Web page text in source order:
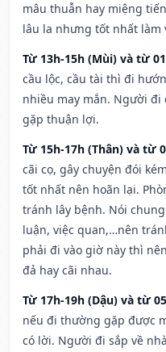
mâu thuẫn hay miệng
lâu la nhưng tốt nhất làm
Từ 13h-15h (Mùi) và từ
cầu lộc, cầu tài thì đi
nhiều may mắn. Người đi
gặp thuận lợi.
Từ 15h-17h (Thân) và từ
cãi cọ, gây chuyện đói
tốt nhất nên hoãn lại.
tránh lây bệnh. Nói
luận, việc quan,…nên
phải đi vào giờ này thì
đả hay cãi nhau.
Từ 17h-19h (Dậu) và từ
nếu đi thường gặp được
có lời. Người đi sắp về